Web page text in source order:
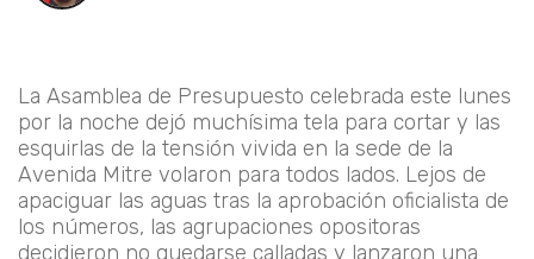
La Asamblea de Presupuesto celebrada este lunes
por la noche dejó muchísima tela para cortar y las
esquirlas de la tensión vivida en la sede de la
Avenida Mitre volaron para todos lados. Lejos de
apaciguar las aguas tras la aprobación oficialista de
los números, las agrupaciones opositoras
decidieron no quedarse calladas y lanzaron una